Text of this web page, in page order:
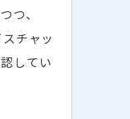
つ、
チャッ
してい